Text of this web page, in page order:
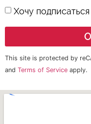
Хочу
This site is protected by
and Terms of Service apply.